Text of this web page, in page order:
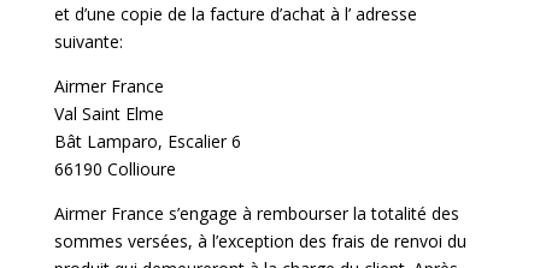
et d’une copie de la facture d’achat à l’ adresse
suivante:
Airmer France
Val Saint Elme
Bât Lamparo, Escalier 6
66190 Collioure
Airmer France s’engage à rembourser la totalité des
sommes versées, à l’exception des frais de renvoi du